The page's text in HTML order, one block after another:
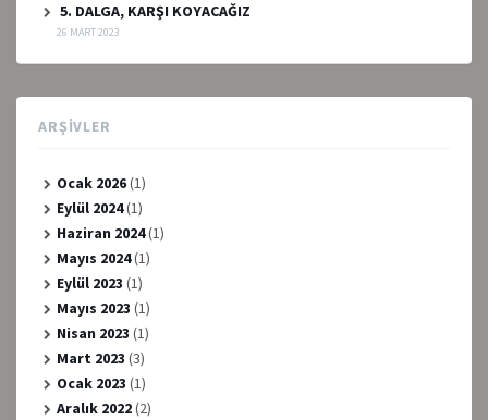
5. DALGA, KARŞI KOYACAĞIZ
26 MART 2023
ARŞIVLER
Ocak 2026(1)
Eylül 2024(1)
Haziran 2024(1)
Mayıs 2024(1)
Eylül 2023 (1)
Mayıs 2023 (1)
Nisan 2023 (1)
Mart 2023 (3)
Ocak 2023 (1)
Aralık 2022(2)